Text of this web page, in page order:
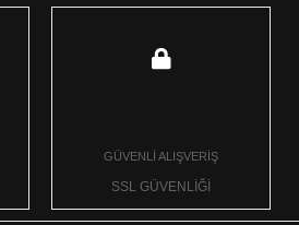
GÜVENLİ ALIŞVERİŞ
SSL GÜVENLİĞİ